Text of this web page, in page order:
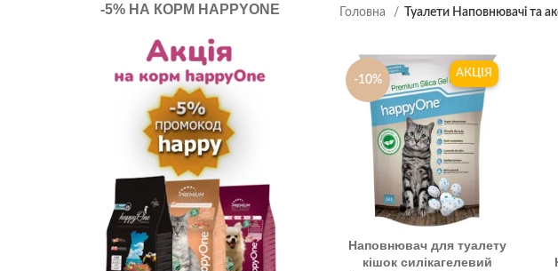
-5% НА КОРМ HAPPYONE Головна Туалети Наповнювачі та
-10%
АКЦІЯ
Наповнювач для туалету
кішок силікагелевий